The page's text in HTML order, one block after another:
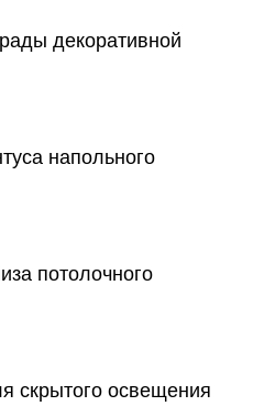
декоративной
напольного
потолочного
скрытого освещения